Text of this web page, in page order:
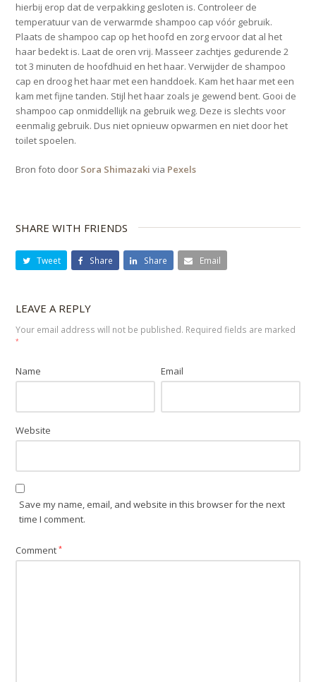
hierbij erop dat de verpakking gesloten is. Controleer de
temperatuur van de verwarmde shampoo cap vóór gebruik.
Plaats de shampoo cap op het hoofd en zorg ervoor dat al het
haar bedekt is. Laat de oren vrij. Masseer zachtjes gedurende 2
tot 3 minuten de hoofdhuid en het haar. Verwijder de shampoo
cap en droog het haar met een handdoek. Kam het haar met een
kam met fijne tanden. Stijl het haar zoals je gewend bent. Gooi de
shampoo cap onmiddellijk na gebruik weg. Deze is slechts voor
eenmalig gebruik. Dus niet opnieuw opwarmen en niet door het
toilet spoelen.
Bron foto door Sora Shimazaki via Pexels
SHARE WITH FRIENDS
Tweet Share Share Email
LEAVE A REPLY
Your email address will not be published. Required fields are marked
*
Name Email
Website
Save my name, email, and website in this browser for the next
time I comment.
Comment*